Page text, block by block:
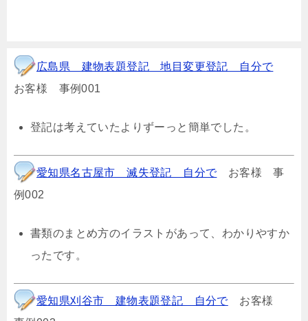
広島県 建物表題登記 地目変更登記 自分で
お客様 事例001
登記は考えていたよりずーっと簡単でした。
愛知県名古屋市 滅失登記 自分でお客様 事
例002
書類のまとめ方のイラストがあって、わかりやすか
ったです。
愛知県刈谷市 建物表題登記 自分でお客様